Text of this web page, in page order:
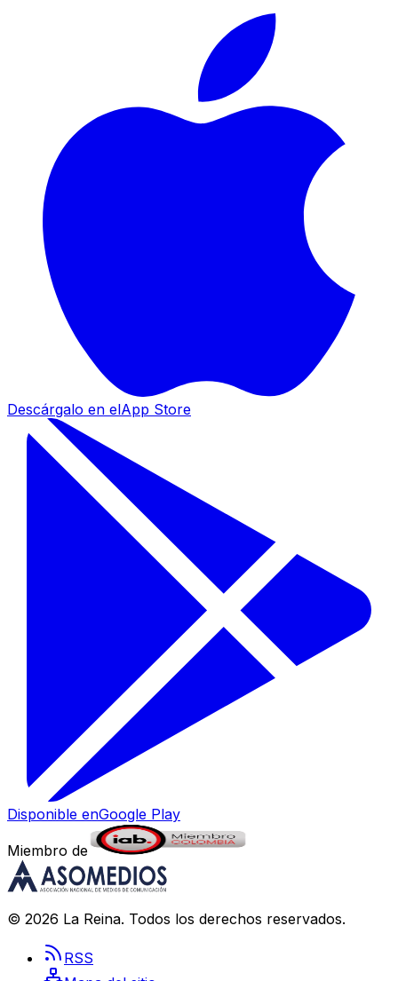
Descárgalo en elApp Store
Disponible enGoogle Play
Miembro de
© 2026 La Reina. Todos los derechos reservados.
RSS